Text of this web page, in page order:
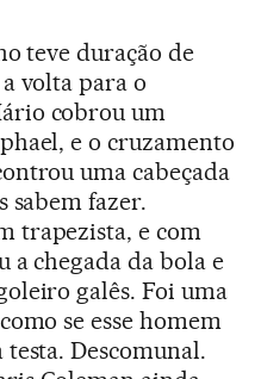
teve duração de
volta para o
cobrou um
e o cruzamento
uma cabeçada
sabem fazer.
trapezista, e com
a chegada da bola e
galês. Foi uma
se esse homem
Descomunal.